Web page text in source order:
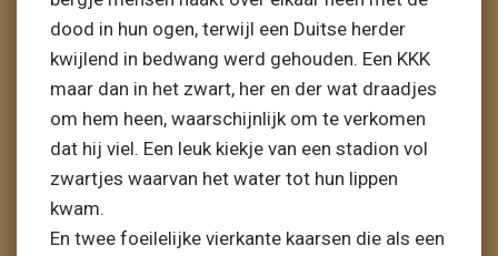
dood in hun ogen, terwijl een Duitse herder
kwijlend in bedwang werd gehouden. Een KKK
maar dan in het zwart, her en der wat draadjes
om hem heen, waarschijnlijk om te verkomen
dat hij viel. Een leuk kiekje van een stadion vol
zwartjes waarvan het water tot hun lippen
kwam.
En twee foeilelijke vierkante kaarsen die als een